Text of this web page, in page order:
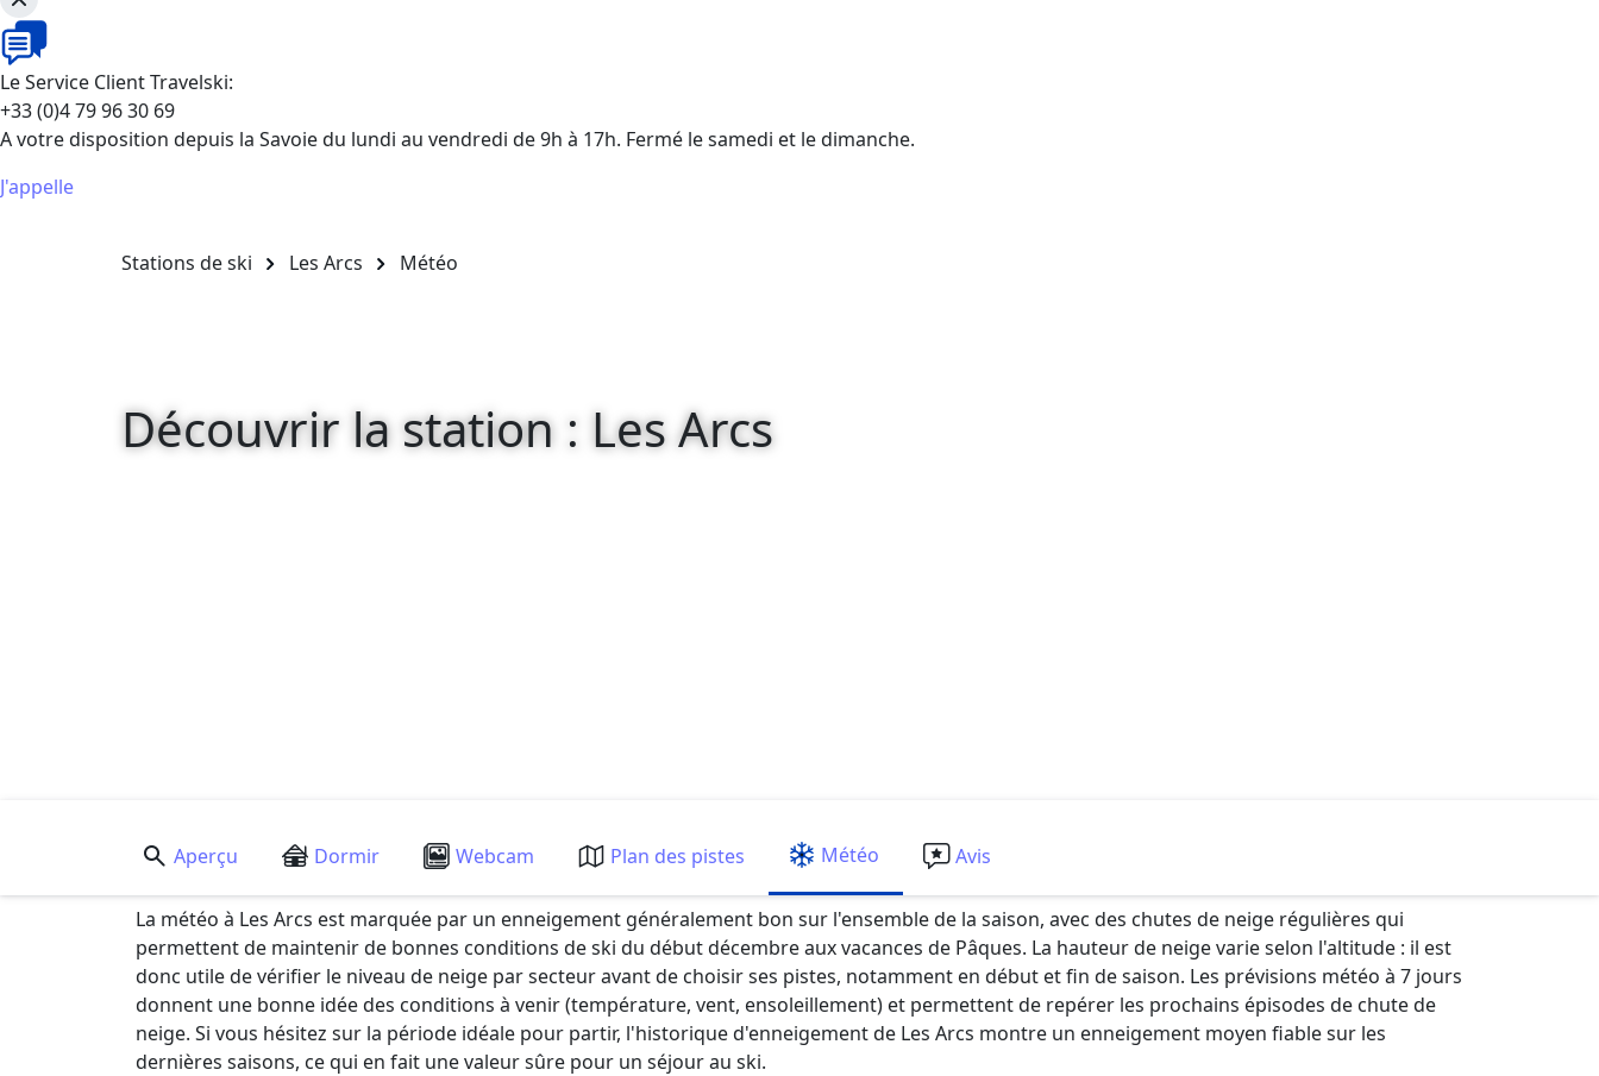
Le Service Client Travelski:
+33 (0)4 79 96 30 69
A votre disposition depuis la Savoie du lundi au vendredi de 9h à 17h. Fermé le samedi et le dimanche.
J'appelle
Stations de ski Les Arcs Météo
Découvrir la station : Les Arcs
Aperçu Dormir Webcam Plan des pistes Météo Avis
La météo à Les Arcs est marquée par un enneigement généralement bon sur l'ensemble de la saison, avec des chutes de neige régulières qui
permettent de maintenir de bonnes conditions de ski du début décembre aux vacances de Pâques. La hauteur de neige varie selon l'altitude : il est
donc utile de vérifier le niveau de neige par secteur avant de choisir ses pistes, notamment en début et fin de saison. Les prévisions météo à 7 jours
donnent une bonne idée des conditions à venir (température, vent, ensoleillement) et permettent de repérer les prochains épisodes de chute de
neige. Si vous hésitez sur la période idéale pour partir, l'historique d'enneigement de Les Arcs montre un enneigement moyen fiable sur les
dernières saisons, ce qui en fait une valeur sûre pour un séjour au ski.